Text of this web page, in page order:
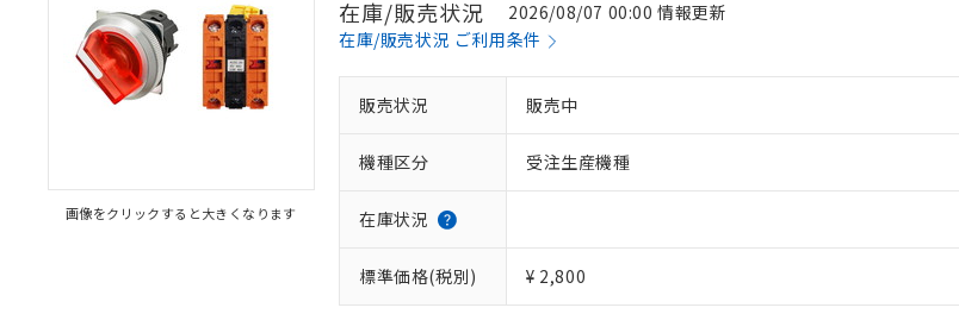
画像をクリックすると大きくなります
在庫/販売状況
2026/08/07 00:00 情報更新
在庫/販売状況 ご利用条件
販売状況 販売中
機種区分 受注生産機種
在庫状況
標準価格(税別) ¥ 2,800